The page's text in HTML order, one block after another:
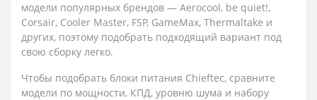
модели популярных брендов — Aerocool, be quiet!,
Corsair, Cooler Master, FSP, GameMax, Thermaltake и
других, поэтому подобрать подходящий вариант под
свою сборку легко.
Чтобы подобрать блоки питания Chieftec, сравните
модели по мощности, КПД, уровню шума и набору